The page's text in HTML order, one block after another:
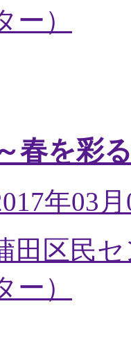
ー ）
春を彩
年03
田区民
ー ）